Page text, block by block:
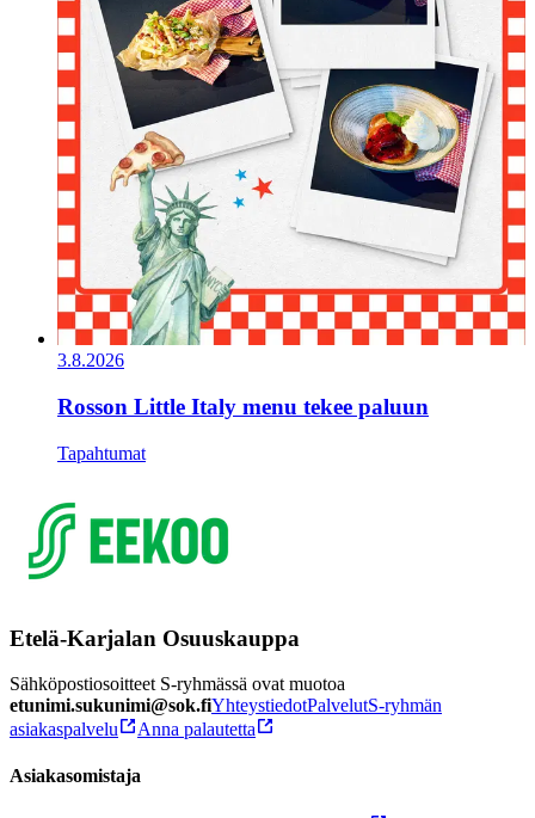
3.8.2026
Rosson Little Italy menu tekee paluun
Tapahtumat
Etelä-Karjalan Osuuskauppa
Sähköpostiosoitteet S-ryhmässä ovat muotoa
etunimi.sukunimi@sok.fiYhteystiedotPalvelutS-ryhmän
asiakaspalvelu
Anna palautetta
Asiakasomistaja